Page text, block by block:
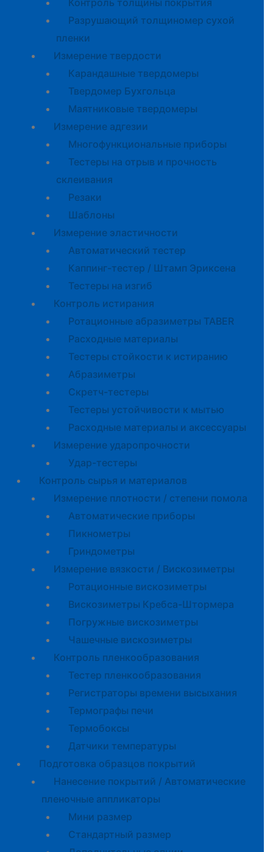
Контроль толщины покрытия
Разрушающий толщиномер сухой
пленки
Измерение твердости
Карандашные твердомеры
Твердомер Бухгольца
Маятниковые твердомеры
Измерение адгезии
Многофункциональные приборы
Тестеры на отрыв и прочность
склеивания
Резаки
Шаблоны
Измерение эластичности
Автоматический тестер
Каппинг-тестер / Штамп Эриксена
Тестеры на изгиб
Контроль истирания
Ротационные абразиметры TABER
Расходные материалы
Тестеры стойкости к истиранию
Абразиметры
Скретч-тестеры
Тестеры устойчивости к мытью
Расходные материалы и аксессуары
Измерение ударопрочности
Удар-тестеры
Контроль сырья и материалов
Измерение плотности / степени помола
Автоматические приборы
Пикнометры
Гриндометры
Измерение вязкости / Вискозиметры
Ротационные вискозиметры
Вискозиметры Кребса-Штормера
Погружные вискозиметры
Чашечные вискозиметры
Контроль пленкообразования
Тестер пленкообразования
Регистраторы времени высыхания
Термографы печи
Термобоксы
Датчики температуры
Подготовка образцов покрытий
Нанесение покрытий / Автоматические
пленочные аппликаторы
Мини размер
Стандартный размер